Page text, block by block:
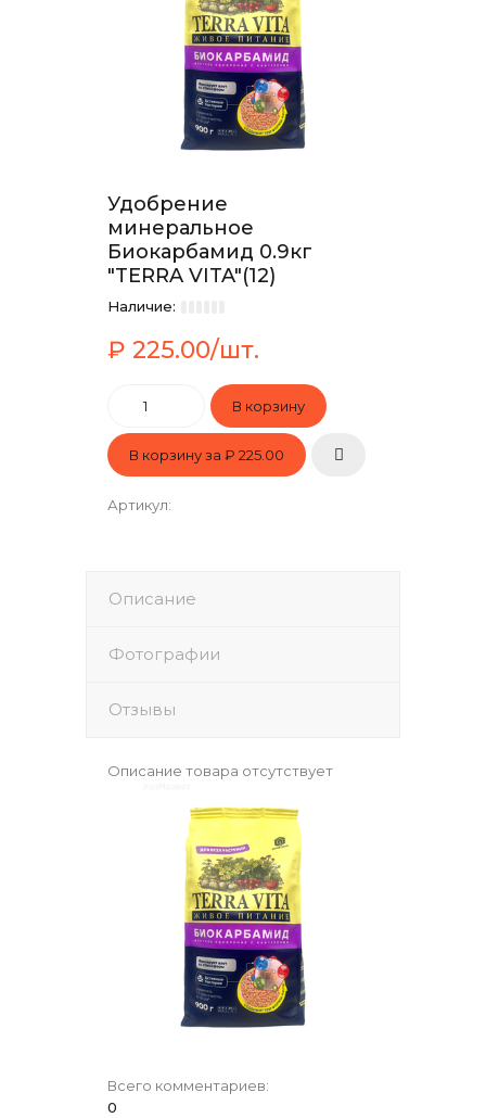
Удобрение
минеральное
Биокарбамид 0.9кг
"TERRA VITA"(12)
Наличие:
₽ 225.00/шт.
В корзину за ₽ 225.00
Артикул:
Описание
Фотографии
Отзывы
Описание товара отсутствует
Всего комментариев:
0